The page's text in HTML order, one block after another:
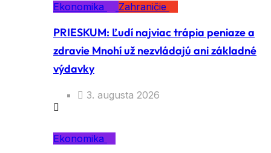
Ekonomika
Zahraničie
PRIESKUM: Ľudí najviac trápia peniaze a
zdravie Mnohí už nezvládajú ani základné
výdavky
3. augusta 2026
Ekonomika